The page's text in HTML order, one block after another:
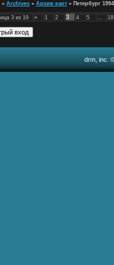
» Archives » Архив карт » Петербург 1994
3 из 19 « 1 2 3 4 5 … 18
drm, inc.